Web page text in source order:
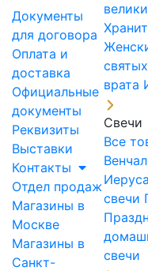
Документы
для договора
Оплата и
доставка
Официальные
документы
Реквизиты
Выставки
Контакты
Отдел продаж
Магазины в
Москве
Магазины в
Санкт-
святых
врата
Свечи
Все
свечи
свечи